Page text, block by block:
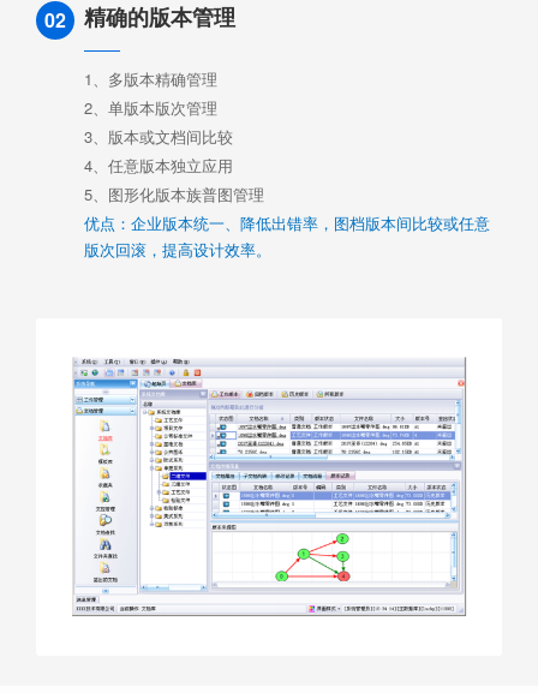
02 精确的版本管理
1、多版本精确管理
2、单版本版次管理
3、版本或文档间比较
4、任意版本独立应用
5、图形化版本族普图管理
优点：企业版本统一、降低出错率，图档版本间比较或任意
版次回滚，提高设计效率。